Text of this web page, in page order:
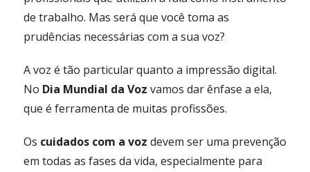
de trabalho. Mas será que você toma as
prudências necessárias com a sua voz?
A voz é tão particular quanto a impressão digital.
No Dia Mundial da Voz vamos dar ênfase a ela,
que é ferramenta de muitas profissões.
Os cuidados com a voz devem ser uma prevenção
em todas as fases da vida, especialmente para